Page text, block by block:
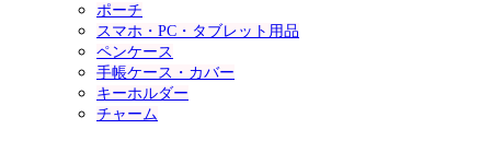
ポーチ
スマホ・PC・タブレット用品
ペンケース
手帳ケース・カバー
キーホルダー
チャーム